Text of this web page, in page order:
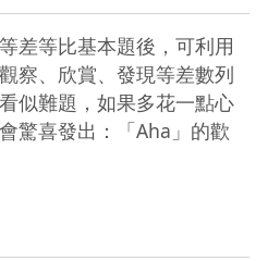
差等比基本題後，可利用
察、欣賞、發現等差數列
似難題，如果多花一點心
驚喜發出：「Aha」的歡